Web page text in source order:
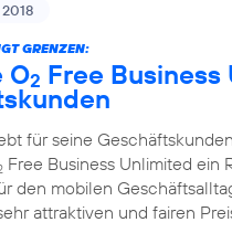
GRENZEN:
O2 Free
für seine
Free Business Unlimited ein
den mobilen
attraktiven und fairen